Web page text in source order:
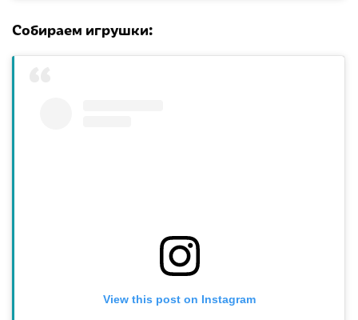
Собираем игрушки:
View this post on Instagram